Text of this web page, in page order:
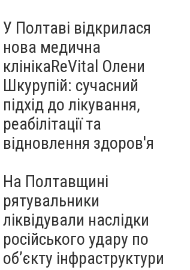
У Полтаві відкрилася
нова медична
клінікаReVital Олени
Шкурупій: сучасний
підхід до лікування,
реабілітації та
відновлення здоров'я
На Полтавщині
рятувальники
ліквідували наслідки
російського удару по
об’єкту інфраструктури